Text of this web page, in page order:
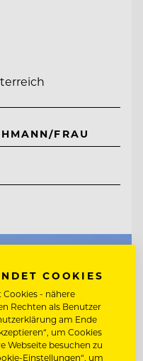
FRAU
COOKIES
Cookies - nähere
Rechten als Benutzer
am Ende
um Cookies
Webseite besuchen zu
Einstellungen“, um